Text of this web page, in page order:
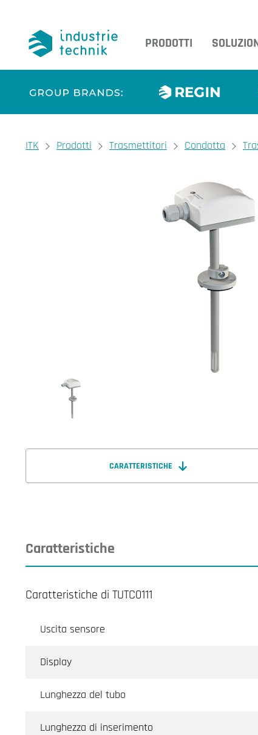
PRODOTTI
You are here:
ITK Prodotti Trasmettitori Condotta
CARATTERISTICHE
Caratteristiche
Caratteristiche di TUTC0111
Uscita sensore
Display
Lunghezza del tubo
Lunghezza di inserimento